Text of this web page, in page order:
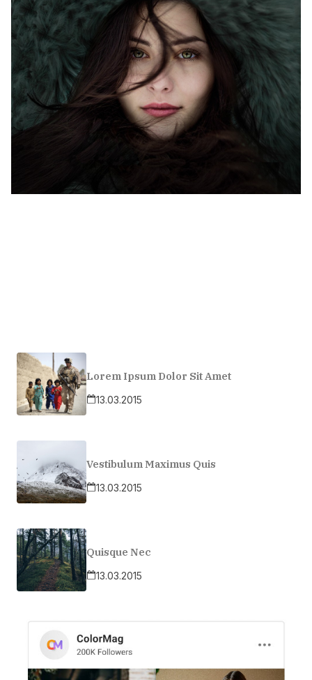
Lorem Ipsum Dolor Sit Amet
13.03.2015
Vestibulum Maximus Quis
13.03.2015
Quisque Nec
13.03.2015